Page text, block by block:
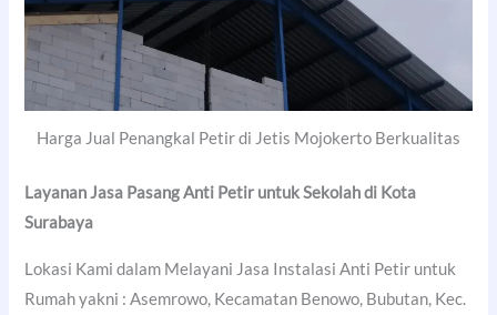
Harga Jual Penangkal Petir di Jetis Mojokerto Berkualitas
Layanan Jasa Pasang Anti Petir untuk Sekolah di Kota
Surabaya
Lokasi Kami dalam Melayani Jasa Instalasi Anti Petir untuk
Rumah yakni : Asemrowo, Kecamatan Benowo, Bubutan, Kec.